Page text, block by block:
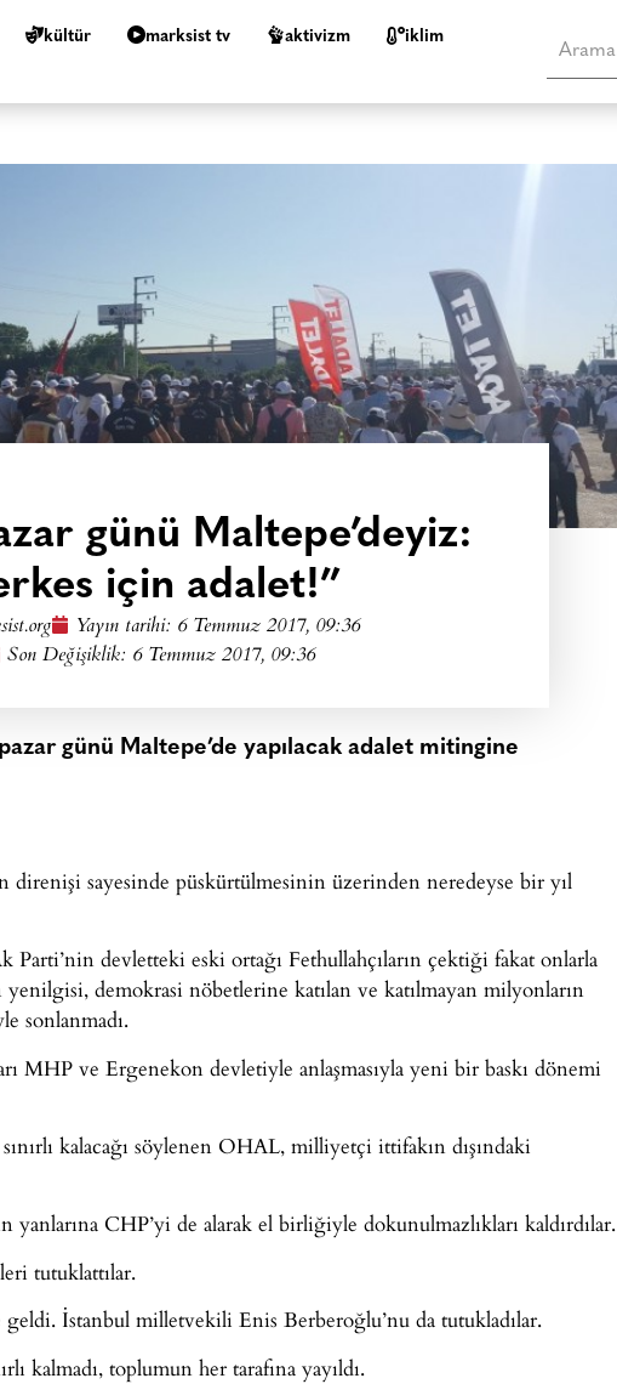
kültür marksist tv aktivizm i̇klim
günü Maltepe’deyiz:
için adalet!”
Yayın tarihi: 6 Temmuz 2017, 09:36
Son Değişiklik: 6 Temmuz 2017, 09:36
günü Maltepe’de yapılacak adalet mitingine
sayesinde püskürtülmesinin üzerinden neredeyse bir yıl
Parti’nin devletteki eski ortağı Fethullahçıların çektiği fakat onlarla
yenilgisi, demokrasi nöbetlerine katılan ve katılmayan milyonların
sonlanmadı.
MHP ve Ergenekon devletiyle anlaşmasıyla yeni bir baskı dönemi
kalacağı söylenen OHAL, milliyetçi ittifakın dışındaki
CHP’yi de alarak el birliğiyle dokunulmazlıkları kaldırdılar.
tutuklattılar.
geldi. İstanbul milletvekili Enis Berberoğlu’nu da tutukladılar.
kalmadı, toplumun her tarafına yayıldı.